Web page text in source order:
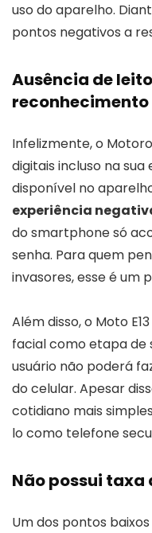
uso do aparelho.
pontos negativos a
Ausência de
Infelizmente, o
digitais incluso na
disponível no
experiência
do smartphone só
senha. Para quem
invasores, esse é um
Além disso, o Moto
facial como etapa de
usuário não poderá
do celular. Apesar
cotidiano mais
lo como telefone
Não possui taxa
Um dos pontos